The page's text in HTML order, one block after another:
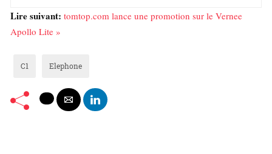
Lire suivant: tomtop.com lance une promotion sur le Vernee
Apollo Lite »
C1 Elephone